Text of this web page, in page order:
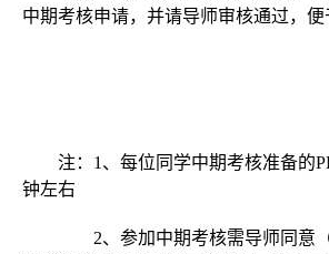
中期考核申请，并请导师审核通过，便
注： 1 、每位同学中期考核准备的
钟左右
2、参加中期考核需导师同意